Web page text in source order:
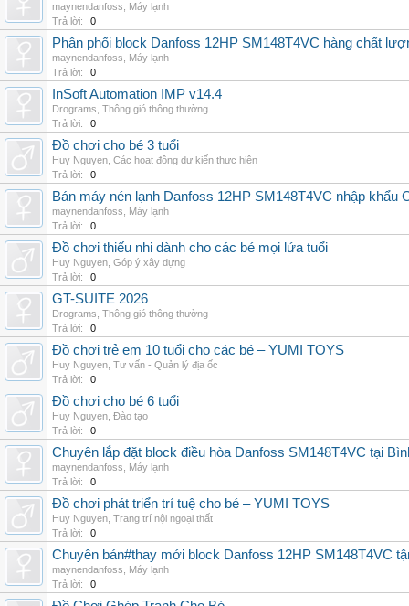
maynendanfoss
Máy lạnh
Trả lời:
0
Phân phối block Danfoss 12HP SM148T4VC hàng chất
maynendanfoss
Máy lạnh
Trả lời:
0
InSoft Automation IMP v14.4
Drograms Thông gió thông thường
Trả lời:
0
Đồ chơi cho bé 3 tuổi
Huy Nguyen Các hoạt động dự kiến thực hiện
Trả lời:
0
Bán máy nén lạnh Danfoss 12HP SM148T4VC nhập khẩu
maynendanfoss
Máy lạnh
Trả lời:
0
Đồ chơi thiếu nhi dành cho các bé mọi lứa tuổi
Huy Nguyen Góp ý xây dựng
Trả lời:
0
GT-SUITE 2026
Drograms Thông gió thông thường
Trả lời:
0
Đồ chơi trẻ em 10 tuổi cho các bé – YUMI TOYS
Huy Nguyen Tư vấn - Quản lý địa ốc
Trả lời:
0
Đồ chơi cho bé 6 tuổi
Huy Nguyen Đào tạo
Trả lời:
0
Chuyên lắp đặt block điều hòa Danfoss SM148T4VC tại
maynendanfoss
Máy lạnh
Trả lời:
0
Đồ chơi phát triển trí tuệ cho bé – YUMI TOYS
Huy Nguyen Trang trí nội ngoại thất
Trả lời:
0
Chuyên bán#thay mới block Danfoss 12HP SM148T4VC
maynendanfoss
Máy lạnh
Trả lời:
0